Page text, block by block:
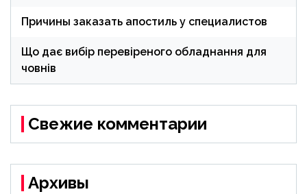
Причины заказать апостиль у специалистов
Що дає вибір перевіреного обладнання для
човнів
Свежие комментарии
Архивы